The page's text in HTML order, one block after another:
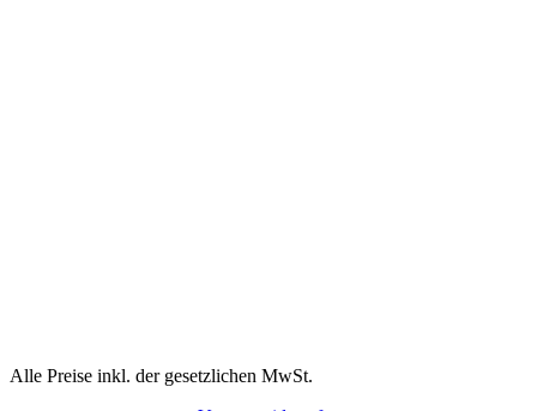
Alle Preise inkl. der gesetzlichen MwSt.